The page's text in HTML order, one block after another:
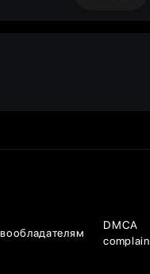
DMCA
complain